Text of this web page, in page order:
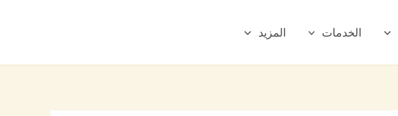
الخدمات المزيد